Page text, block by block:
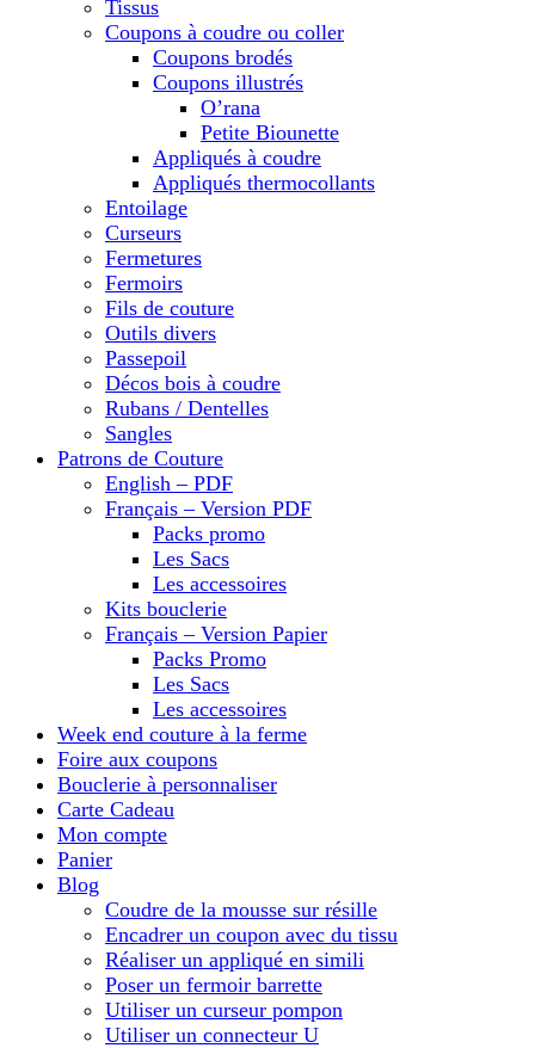
Tissus
Coupons à coudre ou coller
Coupons brodés
Coupons illustrés
O’rana
Petite Biounette
Appliqués à coudre
Appliqués thermocollants
Entoilage
Curseurs
Fermetures
Fermoirs
Fils de couture
Outils divers
Passepoil
Décos bois à coudre
Rubans / Dentelles
Sangles
Patrons de Couture
English – PDF
Français – Version PDF
Packs promo
Les Sacs
Les accessoires
Kits bouclerie
Français – Version Papier
Packs Promo
Les Sacs
Les accessoires
Week end couture à la ferme
Foire aux coupons
Bouclerie à personnaliser
Carte Cadeau
Mon compte
Panier
Blog
Coudre de la mousse sur résille
Encadrer un coupon avec du tissu
Réaliser un appliqué en simili
Poser un fermoir barrette
Utiliser un curseur pompon
Utiliser un connecteur U